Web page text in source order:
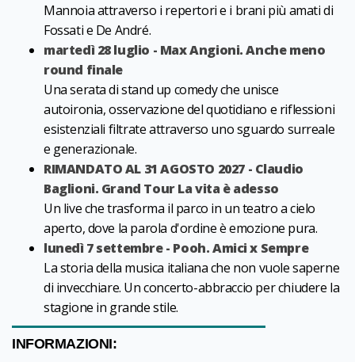
Mannoia attraverso i repertori e i brani più amati di
Fossati e De André.
martedì 28 luglio - Max Angioni. Anche meno
round finale
Una serata di stand up comedy che unisce
autoironia, osservazione del quotidiano e riflessioni
esistenziali filtrate attraverso uno sguardo surreale
e generazionale.
RIMANDATO AL 31 AGOSTO 2027 - Claudio
Baglioni. Grand Tour La vita è adesso
Un live che trasforma il parco in un teatro a cielo
aperto, dove la parola d'ordine è emozione pura.
lunedì 7 settembre - Pooh. Amici x Sempre
La storia della musica italiana che non vuole saperne
di invecchiare. Un concerto-abbraccio per chiudere la
stagione in grande stile.
INFORMAZIONI: